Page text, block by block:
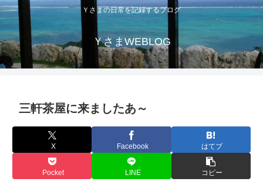
Ｙさまの日常を記録するブログ
ＹさまWEBLOG
三軒茶屋に来ましたあ～
X Facebook はてブ
Pocket LINE コピー